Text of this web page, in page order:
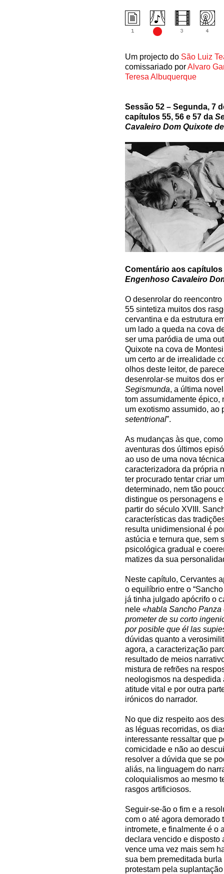
Um projecto do São Luiz
comissariado porAlvaro
Teresa Albuquerque
Sessão 52 – Segunda, 7
capítulos 55, 56 e 57 da
Cavaleiro Dom Quixote
Comentário aos capítulos
Engenhoso Cavaleiro
O desenrolar do
55 sintetiza muitos dos
cervantina e da estrutura
um lado a queda na cova
ser uma paródia de uma
Quixote na cova de
um certo ar de irrealidade
olhos deste leitor, de
desenrolar-se muitos dos
Segismunda, a última
tom assumidamente épico,
um exotismo assumido, ao
setentrional”.
As mudanças às que,
aventuras dos últimos
ao uso de uma nova
caracterizadora da própria
ter procurado tentar criar
determinado, nem tão
distingue os personagens
partir do século XVIII.
características das
resulta unidimensional é
astúcia e ternura que, sem
psicológica gradual e
matizes da sua
Neste capítulo, Cervantes
o equilíbrio entre o
já tinha julgado apócrifo o
nele «habla Sancho Panza
prometer de su corto
por posible que él las
dúvidas quanto a
agora, a caracterização
resultado de meios
mistura de refrões na
neologismos na despedida
atitude vital e por outra
irónicos do narrador.
No que diz respeito aos
as léguas recorridas, os
interessante ressaltar que
comicidade e não ao
resolver a dúvida que se
aliás, na linguagem do
coloquialismos ao mesmo
rasgos artificiosos.
Seguir-se-ão o fim e a
com o até agora demorado
intromete, e finalmente é o
declara vencido e disposto
vence uma vez mais sem
sua bem premeditada
protestam pela